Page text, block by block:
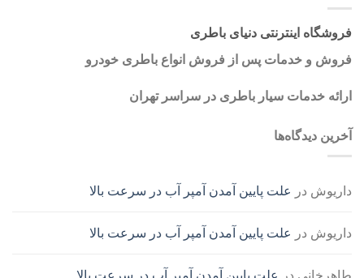
فروشگاه اینترنتی دنیای باطری
فروش و خدمات پس از فروش انواع باطری خودرو
ارائه خدمات سیار باطری در سراسر تهران
آخرین دیدگاه‌ها
داریوش در علت پایین آمدن آمپر آب در سرعت بالا
داریوش در علت پایین آمدن آمپر آب در سرعت بالا